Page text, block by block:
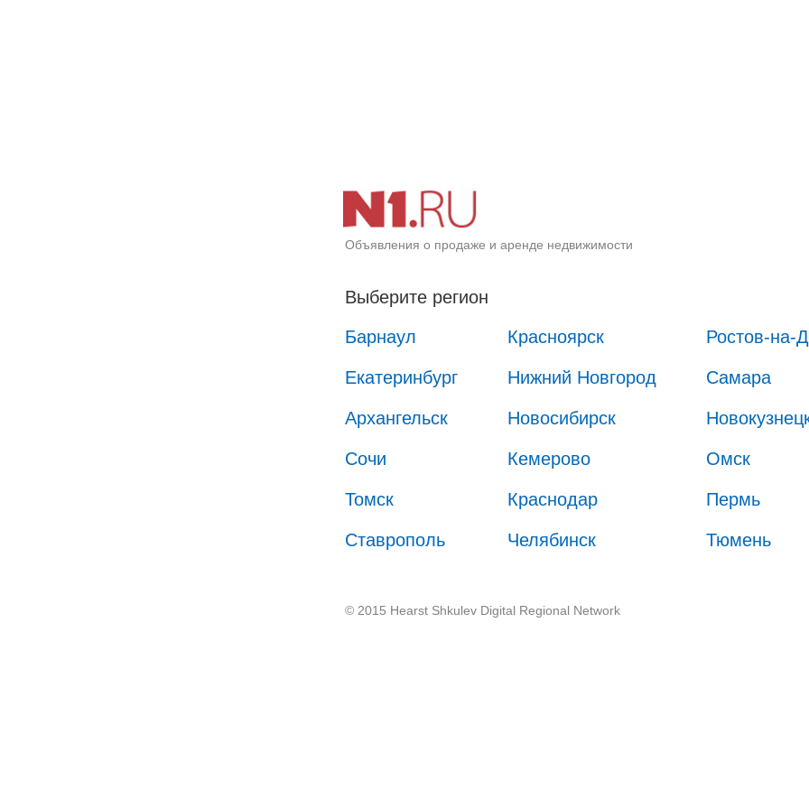
Объявления о продаже и аренде недвижимости
Выберите регион
Барнаул
Красноярск Ростов-на-
Екатеринбург Нижний Новгород Самара
Архангельск Новосибирск
Сочи Кемерово Омск
Томск Краснодар Пермь
Ставрополь Челябинск Тюмень
© 2015 Hearst Shkulev Digital Regional Network